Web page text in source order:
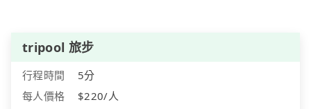
tripool 旅步
行程時間
5分
每人價格
$220/人